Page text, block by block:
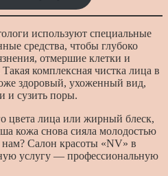
используют специальные
средства, чтобы глубоко
отмершие клетки и
комплексная чистка лица в
здоровый, ухоженный вид,
и сузить поры.
цвета лица или жирный блеск,
кожа снова сияла молодостью
нам? Салон красоты «NV» в
услугу — профессиональную